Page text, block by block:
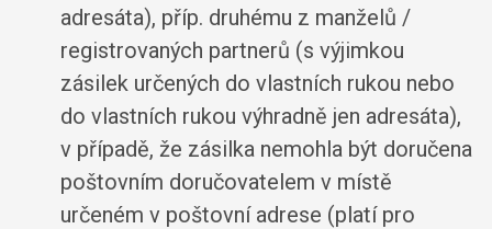
adresáta), příp. druhému z manželů /
registrovaných partnerů (s výjimkou
zásilek určených do vlastních rukou nebo
do vlastních rukou výhradně jen adresáta),
v případě, že zásilka nemohla být doručena
poštovním doručovatelem v místě
určeném v poštovní adrese (platí pro